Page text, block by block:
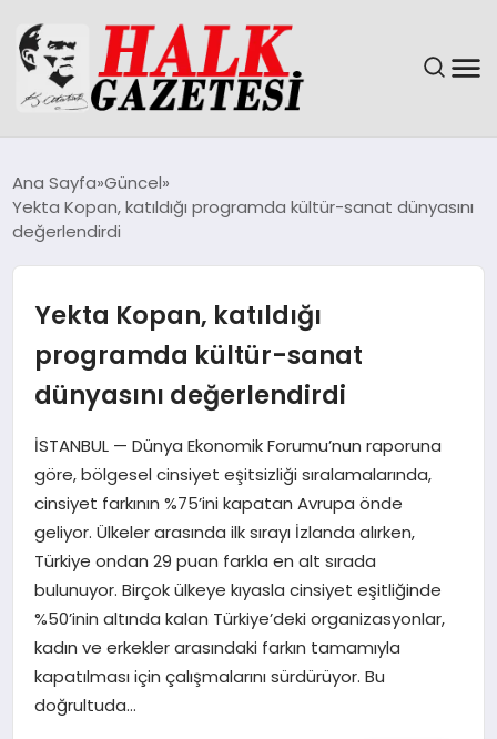
DÜNYA
MAGAZIN
SAĞLIK
SIYASET
SPOR
TEKNOLOJI
YAŞAM
Ana Sayfa Güncel
Yekta Kopan, katıldığı programda kültür-sanat dünyasını
değerlendirdi
Yekta Kopan, katıldığı
programda kültür-sanat
dünyasını değerlendirdi
İSTANBUL — Dünya Ekonomik Forumu’nun raporuna
göre, bölgesel cinsiyet eşitsizliği sıralamalarında,
cinsiyet farkının %75’ini kapatan Avrupa önde
geliyor. Ülkeler arasında ilk sırayı İzlanda alırken,
Türkiye ondan 29 puan farkla en alt sırada
bulunuyor. Birçok ülkeye kıyasla cinsiyet eşitliğinde
%50’inin altında kalan Türkiye’deki organizasyonlar,
kadın ve erkekler arasındaki farkın tamamıyla
kapatılması için çalışmalarını sürdürüyor. Bu
doğrultuda…